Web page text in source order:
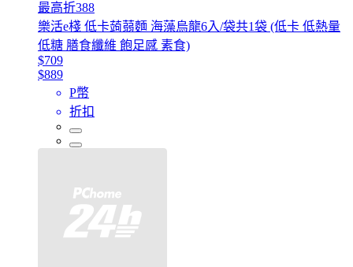
最高折388
樂活e棧 低卡蒟蒻麵 海藻烏龍6入/袋共1袋 (低卡 低熱量
低糖 膳食纖維 飽足感 素食)
$709
$889
P幣
折扣